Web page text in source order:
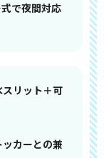
で夜間対応
リット＋可
カーとの兼